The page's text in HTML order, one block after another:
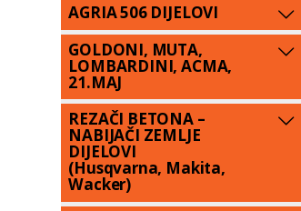
AGRIA 506 DIJELOVI
GOLDONI, MUTA,
LOMBARDINI, ACMA,
21.MAJ
REZAČI BETONA –
NABIJAČI ZEMLJE
DIJELOVI
(Husqvarna, Makita,
Wacker)